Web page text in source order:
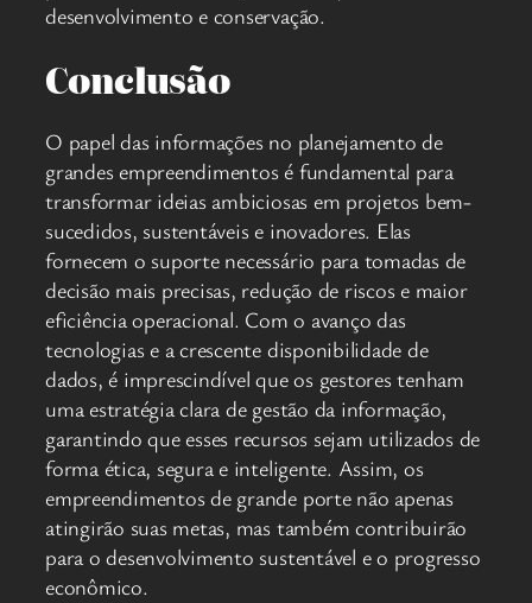
desenvolvimento e conservação.
Conclusão
O papel das informações no planejamento de
grandes empreendimentos é fundamental para
transformar ideias ambiciosas em projetos bem-
sucedidos, sustentáveis e inovadores. Elas
fornecem o suporte necessário para tomadas de
decisão mais precisas, redução de riscos e maior
eficiência operacional. Com o avanço das
tecnologias e a crescente disponibilidade de
dados, é imprescindível que os gestores tenham
uma estratégia clara de gestão da informação,
garantindo que esses recursos sejam utilizados de
forma ética, segura e inteligente. Assim, os
empreendimentos de grande porte não apenas
atingirão suas metas, mas também contribuirão
para o desenvolvimento sustentável e o progresso
econômico.